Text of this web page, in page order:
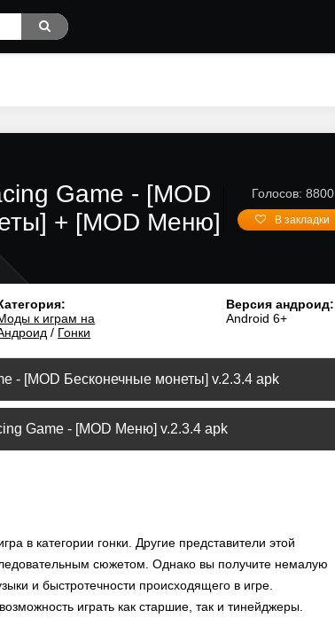
Game - [MOD
+ [MOD Меню]
Голосов: 8800
В закладки
к играм на
/ Гонки
Версия андроид:
Android 6+
- [MOD Бесконечные монеты] v.2.3.4 apk
Game - [MOD Меню] v.2.3.4 apk
в категории гонки. Другие представители этой
сюжетом. Однако вы получите немалую
и быстротечности происходящего в игре.
играть как старшие, так и тинейджеры.